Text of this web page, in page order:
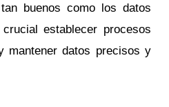
buenos como los datos
establecer procesos
mantener datos precisos y